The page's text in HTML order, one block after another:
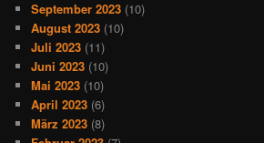
September 2023 (10)
August 2023 (10)
Juli 2023 (11)
Juni 2023 (10)
Mai 2023 (10)
April 2023 (6)
März 2023 (8)